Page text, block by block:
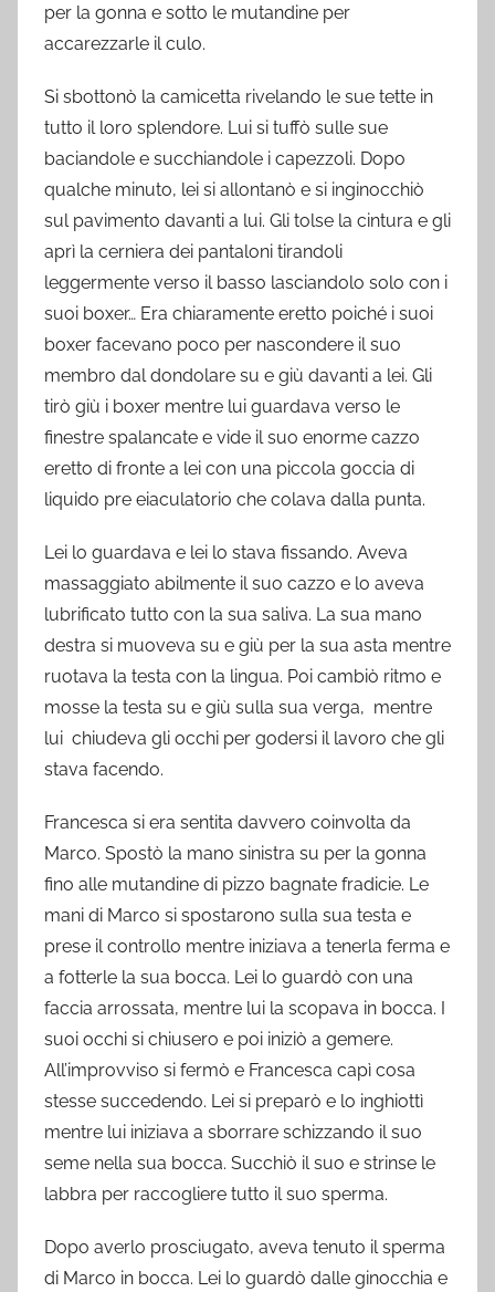
per la gonna e sotto le mutandine per
accarezzarle il culo.
Si sbottonò la camicetta rivelando le sue tette in
tutto il loro splendore. Lui si tuffò sulle sue
baciandole e succhiandole i capezzoli. Dopo
qualche minuto, lei si allontanò e si inginocchiò
sul pavimento davanti a lui. Gli tolse la cintura e gli
aprì la cerniera dei pantaloni tirandoli
leggermente verso il basso lasciandolo solo con i
suoi boxer… Era chiaramente eretto poiché i suoi
boxer facevano poco per nascondere il suo
membro dal dondolare su e giù davanti a lei. Gli
tirò giù i boxer mentre lui guardava verso le
finestre spalancate e vide il suo enorme cazzo
eretto di fronte a lei con una piccola goccia di
liquido pre eiaculatorio che colava dalla punta.
Lei lo guardava e lei lo stava fissando. Aveva
massaggiato abilmente il suo cazzo e lo aveva
lubrificato tutto con la sua saliva. La sua mano
destra si muoveva su e giù per la sua asta mentre
ruotava la testa con la lingua. Poi cambiò ritmo e
mosse la testa su e giù sulla sua verga, mentre
lui chiudeva gli occhi per godersi il lavoro che gli
stava facendo.
Francesca si era sentita davvero coinvolta da
Marco. Spostò la mano sinistra su per la gonna
fino alle mutandine di pizzo bagnate fradicie. Le
mani di Marco si spostarono sulla sua testa e
prese il controllo mentre iniziava a tenerla ferma e
a fotterle la sua bocca. Lei lo guardò con una
faccia arrossata, mentre lui la scopava in bocca. I
suoi occhi si chiusero e poi iniziò a gemere.
All’improvviso si fermò e Francesca capì cosa
stesse succedendo. Lei si preparò e lo inghiottì
mentre lui iniziava a sborrare schizzando il suo
seme nella sua bocca. Succhiò il suo e strinse le
labbra per raccogliere tutto il suo sperma.
Dopo averlo prosciugato, aveva tenuto il sperma
di Marco in bocca. Lei lo guardò dalle ginocchia e